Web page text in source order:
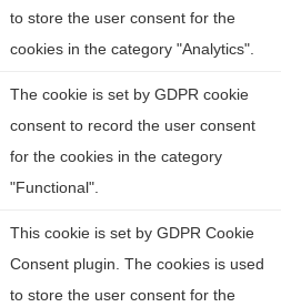
to store the user consent for the
cookies in the category "Analytics".
The cookie is set by GDPR cookie
consent to record the user consent
for the cookies in the category
"Functional".
This cookie is set by GDPR Cookie
Consent plugin. The cookies is used
to store the user consent for the